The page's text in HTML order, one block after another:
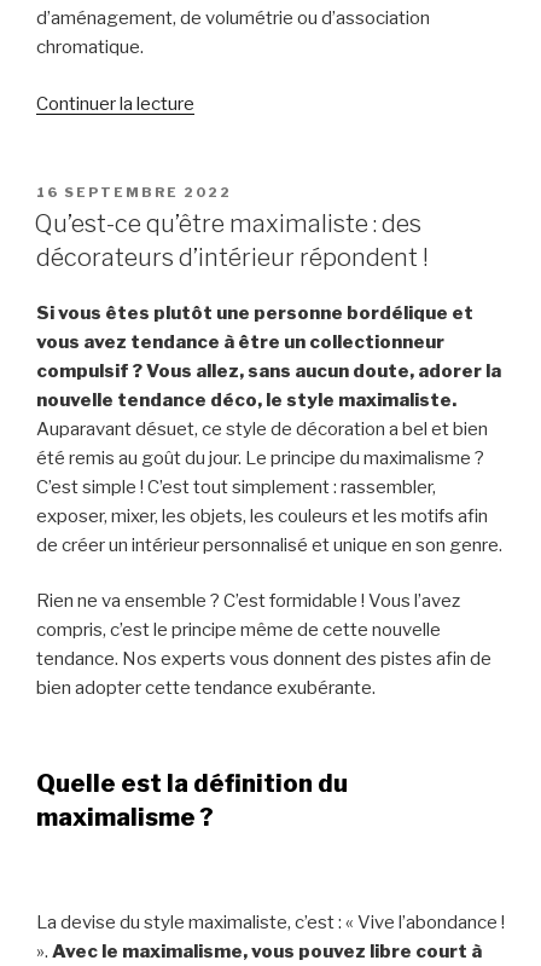
d’aménagement, de volumétrie ou d’association
chromatique.
Continuer la lecture
les
erreurs
ne
jamais
faire
selon
les
experts »
PUBLIÉ
LE
16 SEPTEMBRE 2022
Qu’est-ce qu’être maximaliste : des
décorateurs d’intérieur répondent !
Si vous êtes plutôt une personne bordélique et
vous avez tendance à être un collectionneur
compulsif ? Vous allez, sans aucun doute, adorer la
nouvelle tendance déco, le style maximaliste.
Auparavant désuet, ce style de décoration a bel et bien
été remis au goût du jour. Le principe du maximalisme ?
C’est simple ! C’est tout simplement : rassembler,
exposer, mixer, les objets, les couleurs et les motifs afin
de créer un intérieur personnalisé et unique en son genre.
Rien ne va ensemble ? C’est formidable ! Vous l’avez
compris, c’est le principe même de cette nouvelle
tendance. Nos experts vous donnent des pistes afin de
bien adopter cette tendance exubérante.
Quelle est la définition du
maximalisme ?
La devise du style maximaliste, c’est : « Vive l’abondance !
». Avec le maximalisme, vous pouvez libre court à